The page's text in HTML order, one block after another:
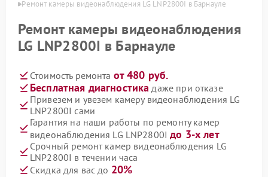
Ремонт камеры видеонаблюдения LG LNP2800I в Барнауле
Ремонт камеры видеонаблюдения
LG LNP2800I в Барнауле
Стоимость ремонта от 480 руб.
Бесплатная диагностика даже при отказе
Привезем и увезем камеру видеонаблюдения LG
LNP2800I сами
Гарантия на наши работы по ремонту камер
видеонаблюдения LG LNP2800Iдо 3-х лет
Срочный ремонт камер видеонаблюдения LG
LNP2800I в течении часа
Скидка для вас до 20%